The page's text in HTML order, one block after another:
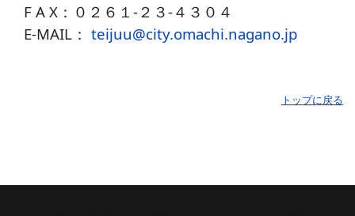
F A X：０２６１-２３-４３０４
E-MAIL： teijuu@city.omachi.nagano.jp
トップに戻る